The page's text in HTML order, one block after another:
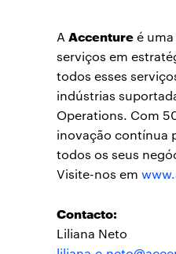
A Accentureé
serviços em
todos esses
indústrias
Operations. Com
inovação contínua
todos os seus
Visite-nos em
Contacto:
Liliana Neto